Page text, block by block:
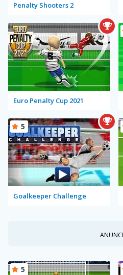
Penalty Shooters 2
Euro Penalty Cup 2021
Goalkeeper Challenge
5
5